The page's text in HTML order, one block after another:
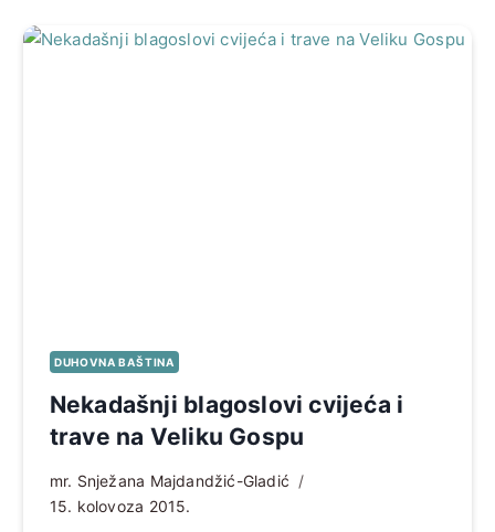
DUHOVNA BAŠTINA
Nekadašnji blagoslovi cvijeća i
trave na Veliku Gospu
mr. Snježana Majdandžić-Gladić
15. kolovoza 2015.